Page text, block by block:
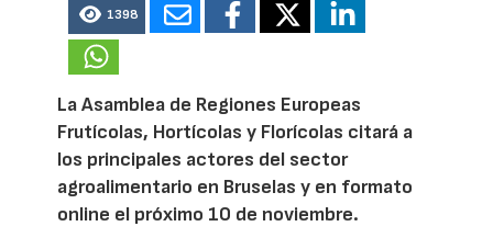
1398
La Asamblea de Regiones Europeas
Frutícolas, Hortícolas y Florícolas citará a
los principales actores del sector
agroalimentario en Bruselas y en formato
online el próximo 10 de noviembre.